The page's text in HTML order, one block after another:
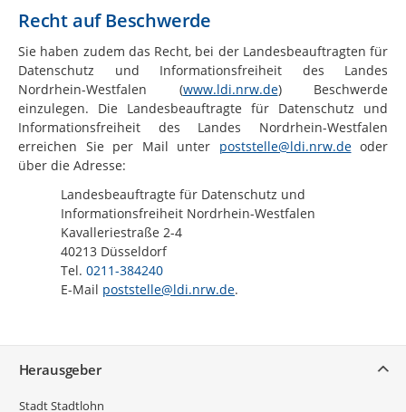
Recht auf Beschwerde
Sie haben zudem das Recht, bei der Landesbeauftragten für
Datenschutz und Informationsfreiheit des Landes
Nordrhein-Westfalen (www.ldi.nrw.de) Beschwerde
einzulegen. Die Landesbeauftragte für Datenschutz und
Informationsfreiheit des Landes Nordrhein-Westfalen
erreichen Sie per Mail unter poststelle@ldi.nrw.deoder
über die Adresse:
Landesbeauftragte für Datenschutz und
Informationsfreiheit Nordrhein-Westfalen
Kavalleriestraße 2-4
40213 Düsseldorf
Tel. 0211-384240
E-Mail poststelle@ldi.nrw.de.
Herausgeber
Stadt Stadtlohn